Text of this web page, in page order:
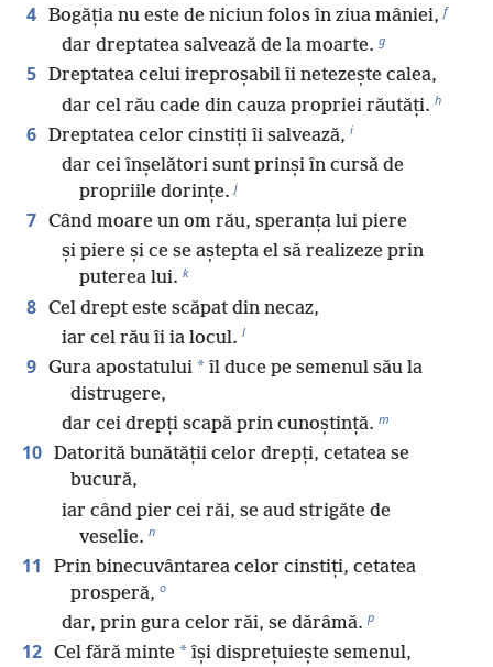
4 Bogăția nu este de niciun folos în ziua mâniei, f
dar dreptatea salvează de la moarte. g
5 Dreptatea celui ireproșabil îi netezește calea,
dar cel rău cade din cauza propriei răutăți. h
6 Dreptatea celor cinstiți îi salvează, i
dar cei înșelători sunt prinși în cursă de
propriile dorințe. j
7 Când moare un om rău, speranța lui piere
și piere și ce se aștepta el să realizeze prin
puterea lui. k
8 Cel drept este scăpat din necaz,
iar cel rău îi ia locul. l
9 Gura apostatului *îl duce pe semenul său la
distrugere,
dar cei drepți scapă prin cunoștință. m
10 Datorită bunătății celor drepți, cetatea se
bucură,
iar când pier cei răi, se aud strigăte de
veselie. n
11
Prin binecuvântarea celor cinstiți, cetatea
prosperă, o
dar, prin gura celor răi, se dărâmă. p
12 Cel fără minte *își disprețuiește semenul,